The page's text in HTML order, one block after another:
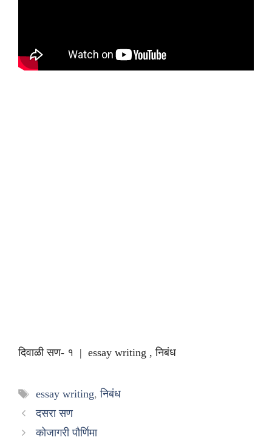
दिवाळी सण- १ | essay writing , निबंध
Tags
essay writing,निबंध
दसरा सण
कोजागरी पौर्णिमा